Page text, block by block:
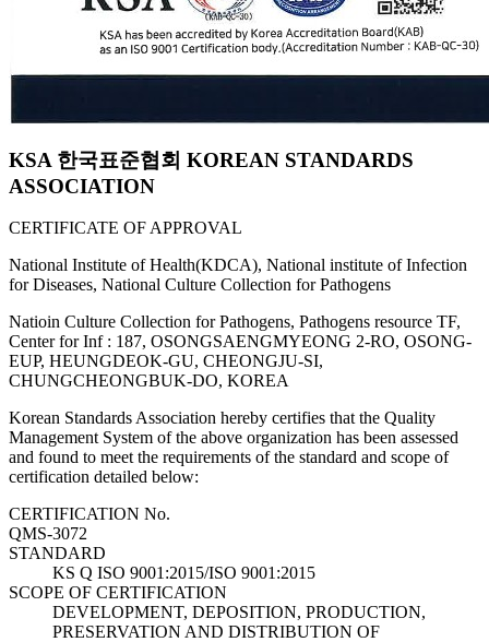
KSA 한국표준협회 KOREAN STANDARDS
ASSOCIATION
CERTIFICATE OF APPROVAL
National Institute of Health(KDCA), National institute of Infection
for Diseases, National Culture Collection for Pathogens
Natioin Culture Collection for Pathogens, Pathogens resource TF,
Center for Inf : 187, OSONGSAENGMYEONG 2-RO, OSONG-
EUP, HEUNGDEOK-GU, CHEONGJU-SI,
CHUNGCHEONGBUK-DO, KOREA
Korean Standards Association hereby certifies that the Quality
Management System of the above organization has been assessed
and found to meet the requirements of the standard and scope of
certification detailed below:
CERTIFICATION No.
QMS-3072
STANDARD
KS Q ISO 9001:2015/ISO 9001:2015
SCOPE OF CERTIFICATION
DEVELOPMENT, DEPOSITION, PRODUCTION,
PRESERVATION AND DISTRIBUTION OF